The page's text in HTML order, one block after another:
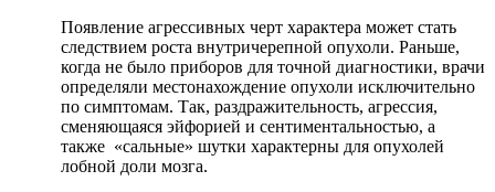
Появление агрессивных черт характера может стать
следствием роста внутричерепной опухоли. Раньше,
когда не было приборов для точной диагностики, врачи
определяли местонахождение опухоли исключительно
по симптомам. Так, раздражительность, агрессия,
сменяющаяся эйфорией и сентиментальностью, а
также «сальные» шутки характерны для опухолей
лобной доли мозга.